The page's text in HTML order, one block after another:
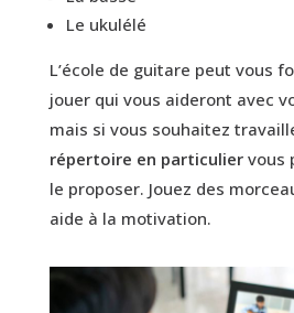
Le ukulélé
L’école de guitare peut vous
jouer qui vous aideront avec
mais si vous souhaitez
répertoire en particuliervous
le proposer. Jouez des
aide à la motivation.